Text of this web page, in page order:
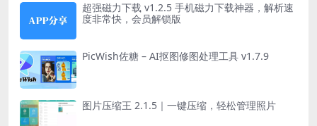
超强磁力下载 v1.2.5 手机磁力下载神器，解析速
度非常快，会员解锁版
PicWish佐糖 – AI抠图修图处理工具 v1.7.9
图片压缩王 2.1.5｜一键压缩，轻松管理照片